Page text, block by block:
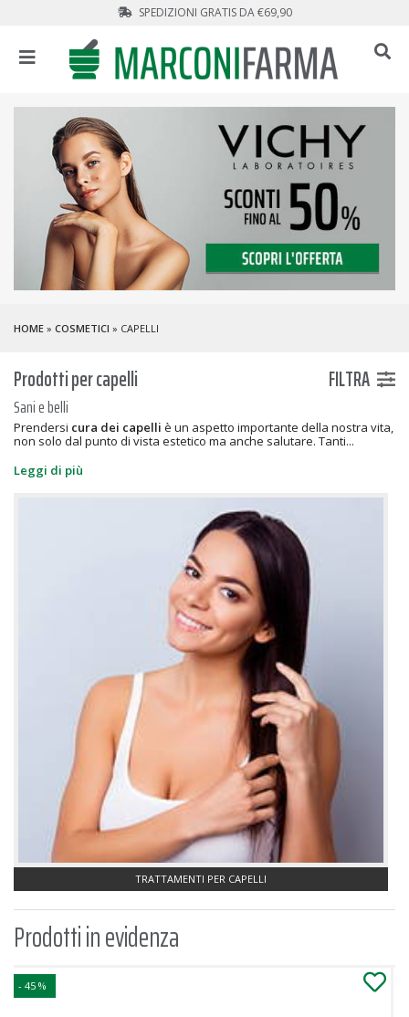
SPEDIZIONI GRATIS DA €69,90
HOME » COSMETICI » CAPELLI
Prodotti per capelli FILTRA
Sani e belli
Prendersi cura dei capelli è un aspetto importante della nostra vita,
non solo dal punto di vista estetico ma anche salutare. Tanti...
Leggi di più
TINTE PER CAPELLI
Prodotti in evidenza
- 45 %